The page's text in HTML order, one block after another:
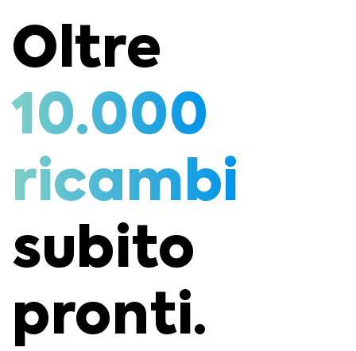
Oltre
10.000
ricambi
subito
pronti.